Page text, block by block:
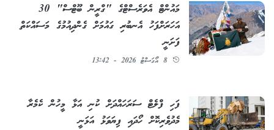
މައުންޓް އެވަރެސްޓްގެ "ގްރީން ބޫޓްސް" 30
އަހަރަށްފަހު އެނބުރި ގައުމަށް ގެންދިއުމުގެ މަސައްކަތް
ފަށަނީ
8 އޯގަސްޓު 2026 - 13:42
ފަހި ފްލެޓް ސަރަހައްދަށް ކުނި އަޅާ މީހުން ކެމެރާ
މެދުވެރިކޮށް ހޯދައި ފިޔަވަޅު އަޅަނީ